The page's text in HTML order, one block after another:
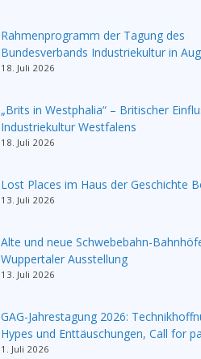
Rahmenprogramm der Tagung des
Bundesverbands Industriekultur in
18. Juli 2026
„Brits in Westphalia“ – Britischer
Industriekultur Westfalens
18. Juli 2026
Lost Places im Haus der Geschichte
13. Juli 2026
Alte und neue Schwebebahn-
Wuppertaler Ausstellung
13. Juli 2026
GAG-Jahrestagung 2026:
Hypes und Enttäuschungen, Call for
1. Juli 2026